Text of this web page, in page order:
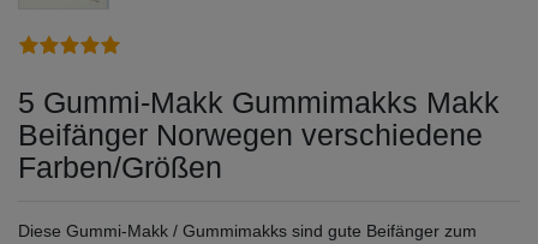
5 Gummi-Makk Gummimakks Makk
Beifänger Norwegen verschiedene
Farben/Größen
Diese Gummi-Makk / Gummimakks sind gute Beifänger zum